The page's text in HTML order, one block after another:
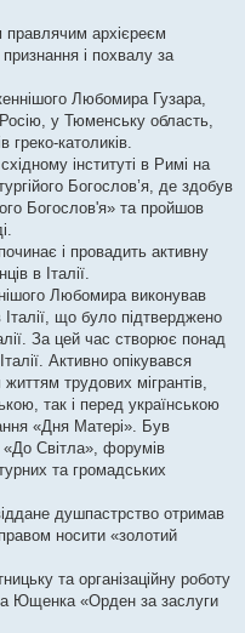
правлячим архієреєм
і похвалу за
Любомира Гузара,
у Тюменську область,
католиків.
інституті в Римі на
Богослов’я, де здобув
Богослов'я» та пройшов
і провадить активну
в Італії.
Любомира виконував
що було підтверджено
За цей час створює понад
Активно опікувався
трудових мігрантів,
так і перед українською
«Дня Матері». Був
«До Світла», форумів
та громадських
душпастрство отримав
носити «золотий
та організаційну роботу
Ющенка «Орден за заслуги